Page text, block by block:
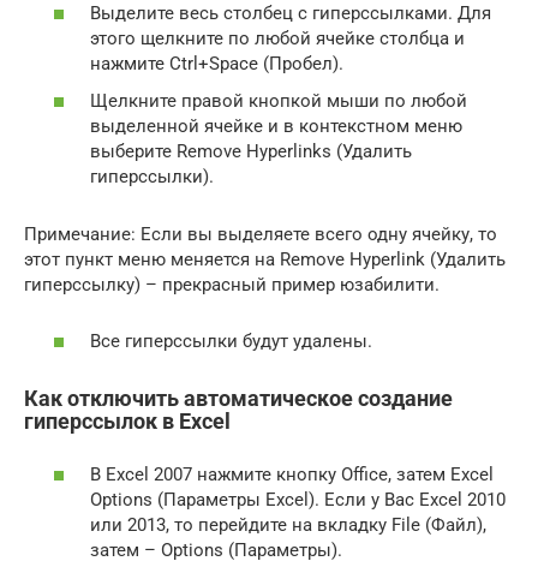
Выделите весь столбец с гиперссылками. Для
этого щелкните по любой ячейке столбца и
нажмите Ctrl+Space (Пробел).
Щелкните правой кнопкой мыши по любой
выделенной ячейке и в контекстном меню
выберите Remove Hyperlinks (Удалить
гиперссылки).
Примечание: Если вы выделяете всего одну ячейку, то
этот пункт меню меняется на Remove Hyperlink (Удалить
гиперссылку) – прекрасный пример юзабилити.
Все гиперссылки будут удалены.
Как отключить автоматическое создание
гиперссылок в Excel
В Excel 2007 нажмите кнопку Office, затем Excel
Options (Параметры Excel). Если у Вас Excel 2010
или 2013, то перейдите на вкладку File (Файл),
затем – Options (Параметры).